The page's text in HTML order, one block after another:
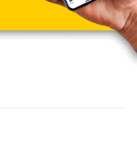
“顔”か？ - 模様